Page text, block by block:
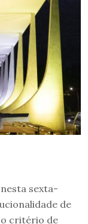
sexta-
de
critério de